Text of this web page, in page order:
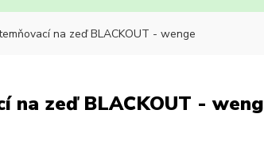
na zeď BLACKOUT - wenge
na zeď BLACKOUT -